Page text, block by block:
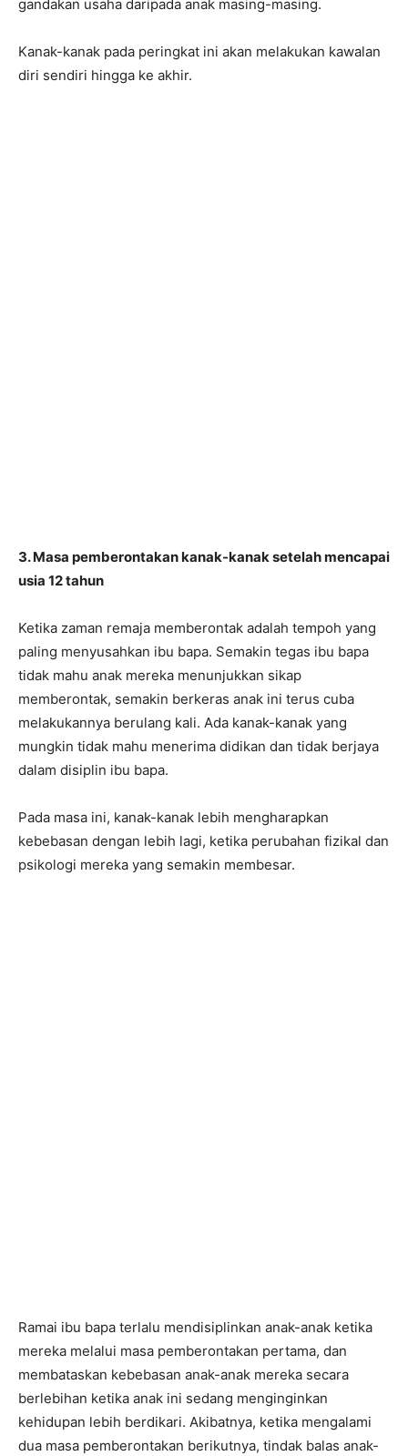
gandakan usaha daripada anak masing-masing.
Kanak-kanak pada peringkat ini akan melakukan kawalan
diri sendiri hingga ke akhir.
3. Masa pemberontakan kanak-kanak setelah mencapai
usia 12 tahun
Ketika zaman remaja memberontak adalah tempoh yang
paling menyusahkan ibu bapa. Semakin tegas ibu bapa
tidak mahu anak mereka menunjukkan sikap
memberontak, semakin berkeras anak ini terus cuba
melakukannya berulang kali. Ada kanak-kanak yang
mungkin tidak mahu menerima didikan dan tidak berjaya
dalam disiplin ibu bapa.
Pada masa ini, kanak-kanak lebih mengharapkan
kebebasan dengan lebih lagi, ketika perubahan fizikal dan
psikologi mereka yang semakin membesar.
Ramai ibu bapa terlalu mendisiplinkan anak-anak ketika
mereka melalui masa pemberontakan pertama, dan
membataskan kebebasan anak-anak mereka secara
berlebihan ketika anak ini sedang menginginkan
kehidupan lebih berdikari. Akibatnya, ketika mengalami
dua masa pemberontakan berikutnya, tindak balas anak-